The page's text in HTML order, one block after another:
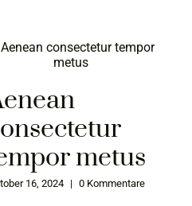
metus
16, 2024 | 0 Kommentare